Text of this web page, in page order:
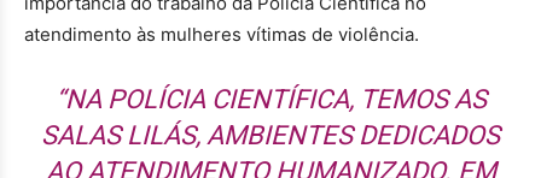
atendimento às mulheres vítimas de violência.
“NA POLÍCIA CIENTÍFICA, TEMOS AS
SALAS LILÁS, AMBIENTES DEDICADOS
AO ATENDIMENTO HUMANIZADO. EM